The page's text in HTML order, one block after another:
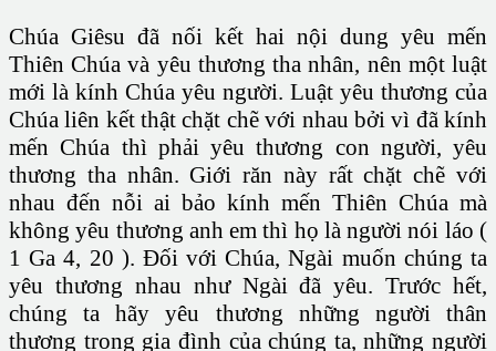
Chúa Giêsu đã nối kết hai nội dung yêu mến
Thiên Chúa và yêu thương tha nhân, nên một luật
mới là kính Chúa yêu người. Luật yêu thương của
Chúa liên kết thật chặt chẽ với nhau bởi vì đã kính
mến Chúa thì phải yêu thương con người, yêu
thương tha nhân. Giới răn này rất chặt chẽ với
nhau đến nỗi ai bảo kính mến Thiên Chúa mà
không yêu thương anh em thì họ là người nói láo (
1 Ga 4, 20 ). Đối với Chúa, Ngài muốn chúng ta
yêu thương nhau như Ngài đã yêu. Trước hết,
chúng ta hãy yêu thương những người thân
thương trong gia đình của chúng ta, những người